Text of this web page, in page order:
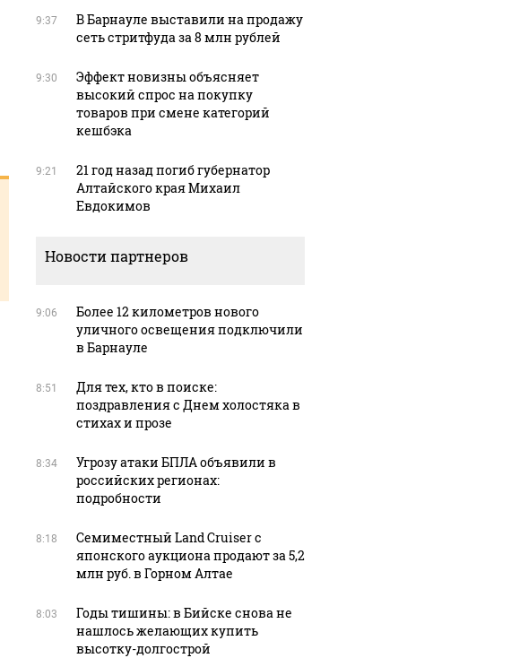
9:37
В Барнауле выставили на продажу
сеть стритфуда за 8 млн рублей
9:30
Эффект новизны объясняет
высокий спрос на покупку
товаров при смене категорий
кешбэка
9:21
21 год назад погиб губернатор
Алтайского края Михаил
Евдокимов
Новости партнеров
9:06
Более 12 километров нового
уличного освещения подключили
в Барнауле
8:51
Для тех, кто в поиске:
поздравления с Днем холостяка в
стихах и прозе
8:34
Угрозу атаки БПЛА объявили в
российских регионах:
подробности
8:18
Семиместный Land Cruiser с
японского аукциона продают за 5,2
млн руб. в Горном Алтае
8:03
Годы тишины: в Бийске снова не
нашлось желающих купить
высотку-долгострой